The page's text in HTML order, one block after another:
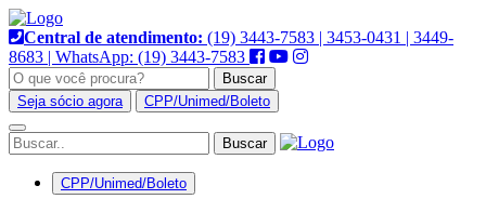
Pular
para
o
conteúdo
Central de atendimento: (19) 3443-7583 | 3453-0431 | 3449-
8683 | WhatsApp: (19) 3443-7583
Buscar
Seja sócio agora
CPP/Unimed/Boleto
Alternar
navegação
CPP/Unimed/Boleto